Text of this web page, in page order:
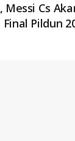
Cs
Pildun